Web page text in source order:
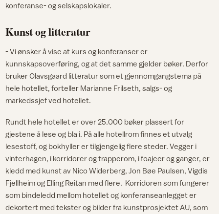
konferanse- og selskapslokaler.
Kunst og litteratur
- Vi ønsker å vise at kurs og konferanser er
kunnskapsoverføring, og at det samme gjelder bøker. Derfor
bruker Olavsgaard litteratur som et gjennomgangstema på
hele hotellet, forteller Marianne Frilseth, salgs- og
markedssjef ved hotellet.
Rundt hele hotellet er over 25.000 bøker plassert for
gjestene å lese og bla i. På alle hotellrom finnes et utvalg
lesestoff, og bokhyller er tilgjengelig flere steder. Vegger i
vinterhagen, i korridorer og trapperom, i foajeer og ganger, er
kledd med kunst av Nico Widerberg, Jon Bøe Paulsen, Vigdis
Fjellheim og Elling Reitan med flere. Korridoren som fungerer
som bindeledd mellom hotellet og konferanseanlegget er
dekortert med tekster og bilder fra kunstprosjektet AU, som